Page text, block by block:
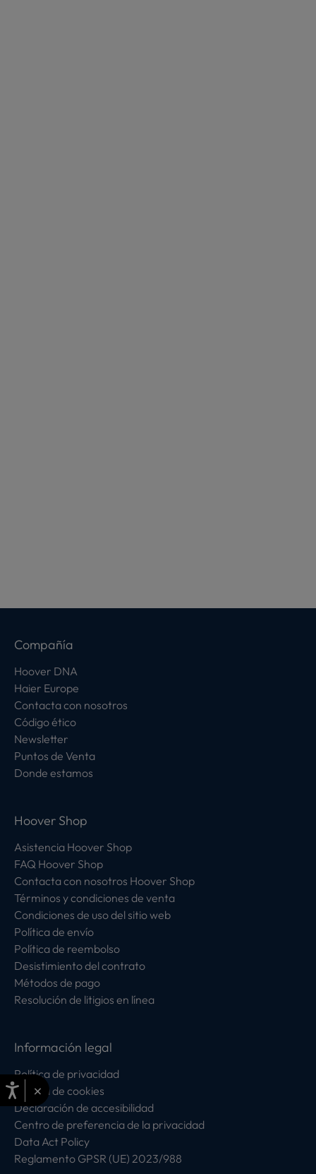
Compañía
Hoover DNA
Haier Europe
Contacta con nosotros
Código ético
Newsletter
Puntos de Venta
Donde estamos
Hoover Shop
Asistencia Hoover Shop
FAQ Hoover Shop
Contacta con nosotros Hoover Shop
Términos y condiciones de venta
Condiciones de uso del sitio web
Política de envío
Política de reembolso
Desistimiento del contrato
Métodos de pago
Resolución de litigios en línea
Información legal
Política de privacidad
Política de cookies
Declaración de accesibilidad
Centro de preferencia de la privacidad
Data Act Policy
Reglamento GPSR (UE) 2023/988
×